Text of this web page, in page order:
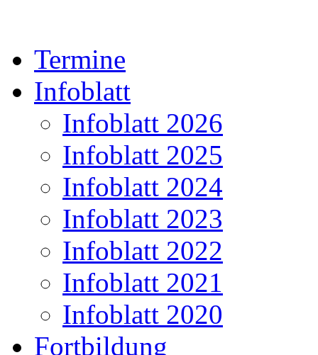
Termine
Infoblatt
Infoblatt 2026
Infoblatt 2025
Infoblatt 2024
Infoblatt 2023
Infoblatt 2022
Infoblatt 2021
Infoblatt 2020
Fortbildung